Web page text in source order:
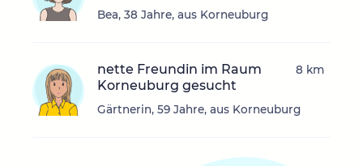
Bea, 38 Jahre, aus Korneuburg
nette Freundin im Raum
Korneuburg gesucht
Gärtnerin, 59 Jahre, aus Korneuburg
8 km